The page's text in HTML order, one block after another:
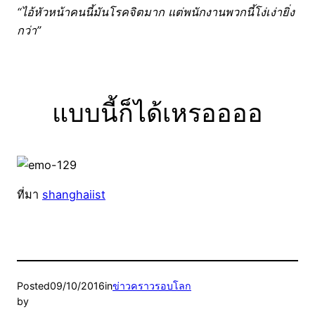
“ไอ้หัวหน้าคนนี้มันโรคจิตมาก แต่พนักงานพวกนี้โง่เง่ายิ่ง
กว่า”
แบบนี้ก็ได้เหรออออ
ที่มา shanghaiist
Posted09/10/2016inข่าวคราวรอบโลก
by